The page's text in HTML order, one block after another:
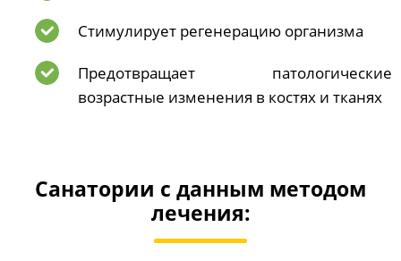
Стимулирует регенерацию организма
Предотвращает патологические
возрастные изменения в костях и тканях
Санатории с данным методом
лечения:Превосходно
9.4